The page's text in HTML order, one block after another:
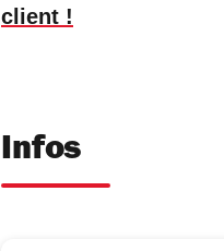
client !
Infos